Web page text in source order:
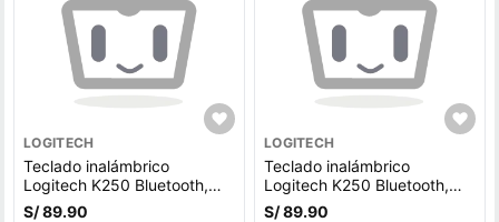
LOGITECH
Teclado inalámbrico
Logitech K250 Bluetooth,
membrana, español, rosado
S/ 89.90
LOGITECH
Teclado inalámbrico
Logitech K250 Bluetooth,
membrana, español, blanco
S/ 89.90